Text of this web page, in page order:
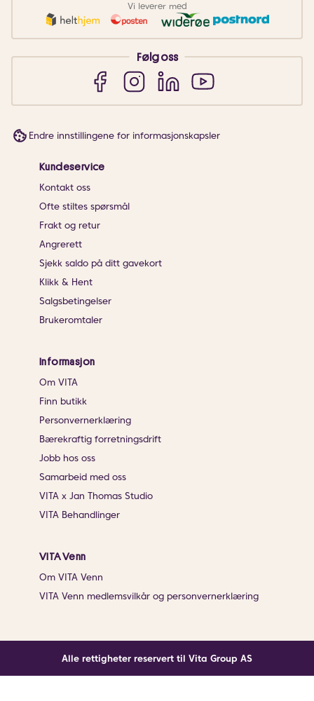
Vi leverer med
Følg oss
Endre innstillingene for informasjonskapsler
Kundeservice
Kontakt oss
Ofte stiltes spørsmål
Frakt og retur
Angrerett
Sjekk saldo på ditt gavekort
Klikk & Hent
Salgsbetingelser
Brukeromtaler
Informasjon
Om VITA
Finn butikk
Personvernerklæring
Bærekraftig forretningsdrift
Jobb hos oss
Samarbeid med oss
VITA x Jan Thomas Studio
VITA Behandlinger
VITA Venn
Om VITA Venn
VITA Venn medlemsvilkår og personvernerklæring
Alle rettigheter reservert til Vita Group AS